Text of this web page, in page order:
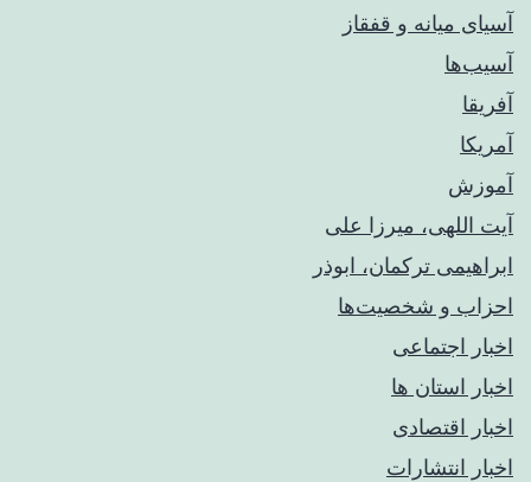
آسیای میانه و قفقاز
آسیب‌ها
آفریقا
آمریکا
آموزش
آیت اللهی، میرزا علی
ابراهیمی ترکمان، ابوذر
احزاب و شخصیت‌ها
اخبار اجتماعی
اخبار استان ها
اخبار اقتصادی
اخبار انتشارات